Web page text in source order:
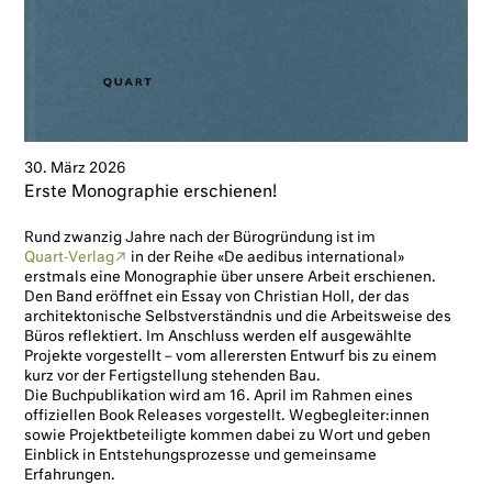
30. März 2026
Erste Monographie erschienen!
Rund zwanzig Jahre nach der Bürogründung ist im
Quart‑Verlag
in der Reihe «De aedibus international»
erstmals eine Monographie über unsere Arbeit erschienen.
Den Band eröffnet ein Essay von Christian Holl, der das
architektonische Selbstverständnis und die Arbeitsweise des
Büros reflektiert. Im Anschluss werden elf ausgewählte
Projekte vorgestellt – vom allerersten Entwurf bis zu einem
kurz vor der Fertigstellung stehenden Bau.
Die Buchpublikation wird am 16. April im Rahmen eines
offiziellen Book Releases vorgestellt. Wegbegleiter:innen
sowie Projektbeteiligte kommen dabei zu Wort und geben
Einblick in Entstehungsprozesse und gemeinsame
Erfahrungen.